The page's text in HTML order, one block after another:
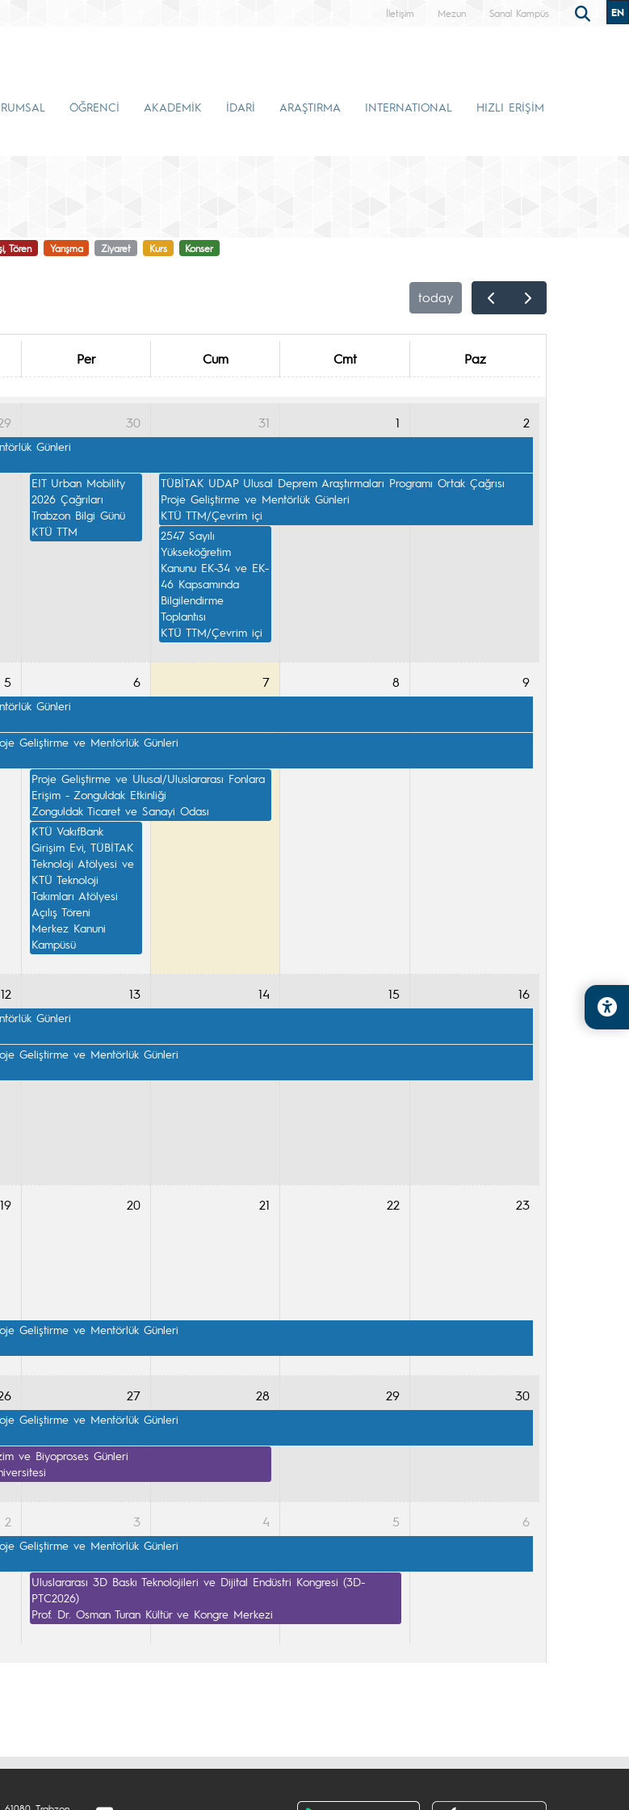
İletişim Mezun Sanal Kampüs EN
ÖĞRENCİ AKADEMİK İDARİ ARAŞTIRMA INTERNATIONAL HIZLI ERİŞİM
Tören Yarışma Ziyaret Kurs Konser
today
Per Cum Cmt Paz
Günleri
30
EIT Urban Mobility
2026 Çağrıları
Trabzon Bilgi Günü
KTÜ TTM
31
TÜBİTAK UDAP Ulusal Deprem Araştırmaları Programı Ortak Çağrısı
Proje Geliştirme ve Mentörlük Günleri
KTÜ TTM/Çevrim içi
2547 Sayılı
Yükseköğretim
Kanunu EK-34 ve EK-
46 Kapsamında
Bilgilendirme
Toplantısı
KTÜ TTM/Çevrim içi
1 2
Günleri
Geliştirme ve Mentörlük Günleri
5 6
Proje Geliştirme ve Ulusal/Uluslararası Fonlara
Erişim - Zonguldak Etkinliği
Zonguldak Ticaret ve Sanayi Odası
KTÜ VakıfBank
Girişim Evi, TÜBİTAK
Teknoloji Atölyesi ve
KTÜ Teknoloji
Takımları Atölyesi
Açılış Töreni
Merkez Kanuni
Kampüsü
7 8 9
Günleri
Geliştirme ve Mentörlük Günleri
12 13 14 15 16
Geliştirme ve Mentörlük Günleri
19 20 21 22 23
Geliştirme ve Mentörlük Günleri
ve Biyoproses Günleri
27 28 29 30
Geliştirme ve Mentörlük Günleri
2 3
Uluslararası 3D Baskı Teknolojileri ve Dijital Endüstri Kongresi (3D-
PTC2026)
Prof. Dr. Osman Turan Kültür ve Kongre Merkezi
4 5 6